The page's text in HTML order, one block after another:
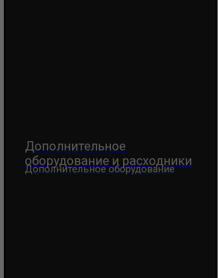
Дополнительное
оборудование и расходники
Дополнительное оборудование